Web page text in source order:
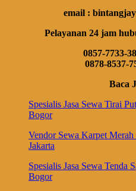
email :
Pelayanan 24 jam
0857-7733-
0878-8537-
Baca
Spesialis Jasa Sewa Tirai
Bogor
Vendor Sewa Karpet
Jakarta
Spesialis Jasa Sewa Tenda
Bogor